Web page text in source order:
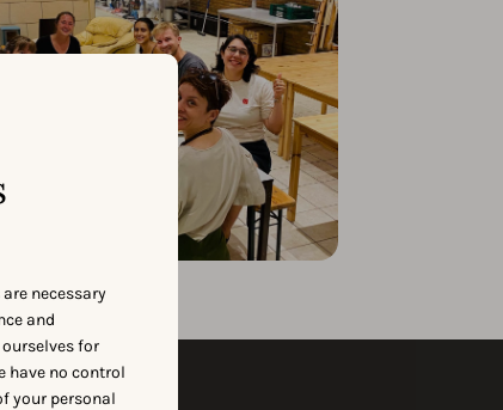
necessary
and
for
have no control
your personal